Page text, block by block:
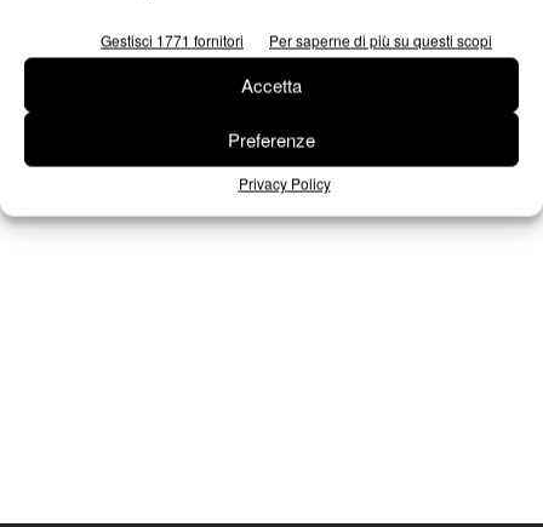
Gestisci 1771 fornitori Per saperne di più su questi scopi
Accetta
Preferenze
Privacy Policy